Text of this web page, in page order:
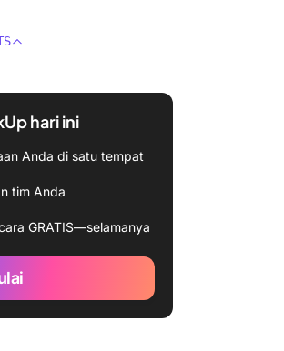
hari ini
Anda di satu tempat
tim Anda
GRATIS—selamanya